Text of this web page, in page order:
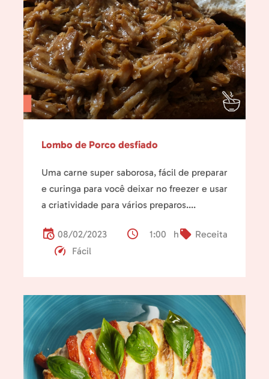
Lombo de Porco desfiado
Uma carne super saborosa, fácil de preparar
e curinga para você deixar no freezer e usar
a criatividade para vários preparos....
08/02/2023 Receita
1:00 h
Fácil